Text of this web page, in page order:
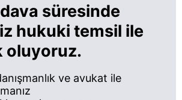
süresinde
hukuki temsil ile
oluyoruz.
ve avukat ile